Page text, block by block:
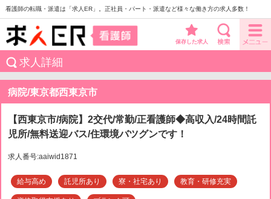
看護師の転職・派遣は「求人ER」。正社員・パート・派遣など様々な働き方の求人多数！
保存した求人
求人詳細
病院/東京都西東京市
【西東京市/病院】2交代/常勤/正看護師◆高収入/24時間託
児所/無料送迎バス/住環境バツグンです！
求人番号:aaiwid1871
給与高め 託児所あり 寮・社宅あり 教育・研修充実